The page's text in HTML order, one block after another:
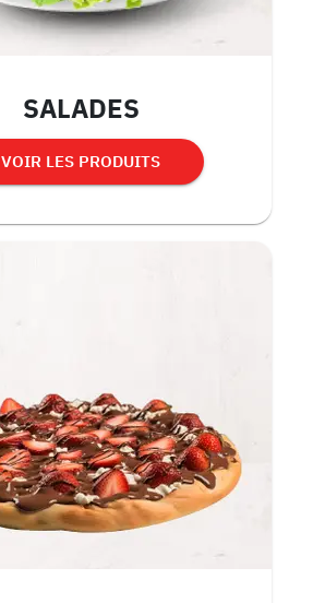
SALADES
VOIR LES PRODUITS